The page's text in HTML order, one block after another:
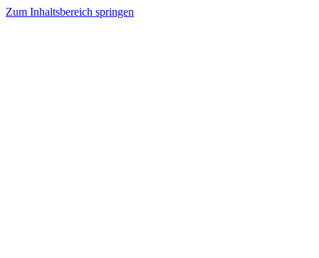
Zum Inhaltsbereich springen